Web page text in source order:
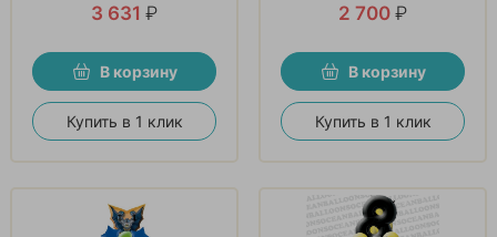
3 631 ₽
В корзину
Купить в 1 клик
2 700 ₽
В корзину
Купить в 1 клик